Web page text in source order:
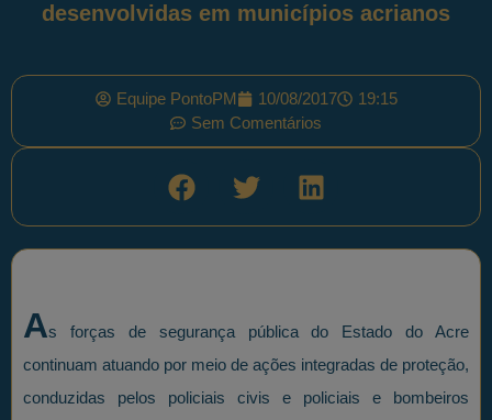
desenvolvidas em municípios acrianos
Equipe PontoPM 10/08/2017
19:15
Sem Comentários
As forças de segurança pública do Estado do Acre
continuam atuando por meio de ações integradas de proteção,
conduzidas pelos policiais civis e policiais e bombeiros